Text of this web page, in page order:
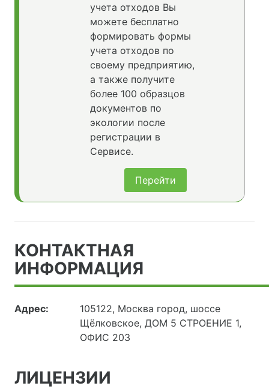
учета отходов Вы
можете бесплатно
формировать формы
учета отходов по
своему предприятию,
а также получите
более 100 образцов
документов по
экологии после
регистрации в
Сервисе.
Перейти
КОНТАКТНАЯ
ИНФОРМАЦИЯ
Адрес:
105122, Москва город, шоссе
Щёлковское, ДОМ 5 СТРОЕНИЕ 1,
ОФИС 203
ЛИЦЕНЗИИ